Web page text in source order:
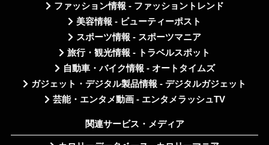
ファッション情報 - ファッショントレンド
美容情報 - ビューティーポスト
スポーツ情報 - スポーツマニア
旅行・観光情報 - トラベルスポット
自動車・バイク情報 - オートタイムズ
ガジェット・デジタル製品情報 - デジタルガジェット
芸能・エンタメ動画 - エンタメラッシュTV
関連サービス・メディア